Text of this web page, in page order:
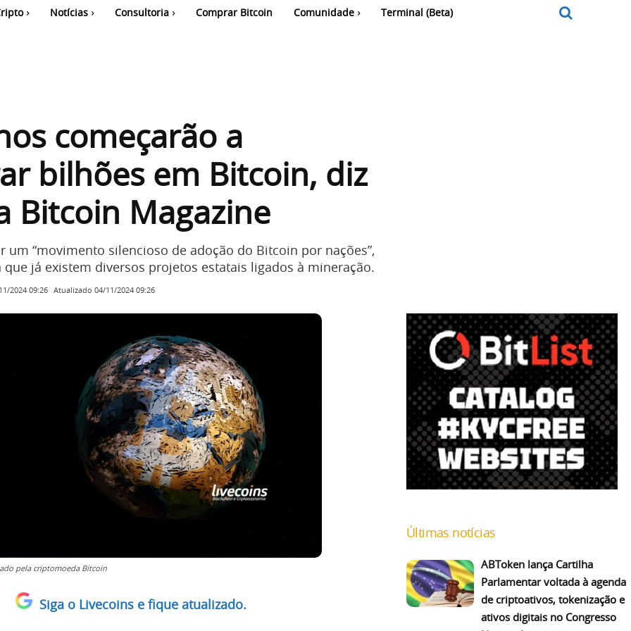
Notícias Consultoria Comprar Bitcoin Comunidade Terminal (Beta)
começarão a
bilhões em Bitcoin, diz
Bitcoin Magazine
um “movimento silencioso de adoção do Bitcoin por nações”,
que já existem diversos projetos estatais ligados à mineração.
2024 09:26 Atualizado 04/11/2024 09:26
pela criptomoeda Bitcoin
Siga o Livecoins e fique atualizado.
Últimas notícias
ABToken lança Cartilha
Parlamentar voltada à agenda
de criptoativos, tokenização e
ativos digitais no Congresso